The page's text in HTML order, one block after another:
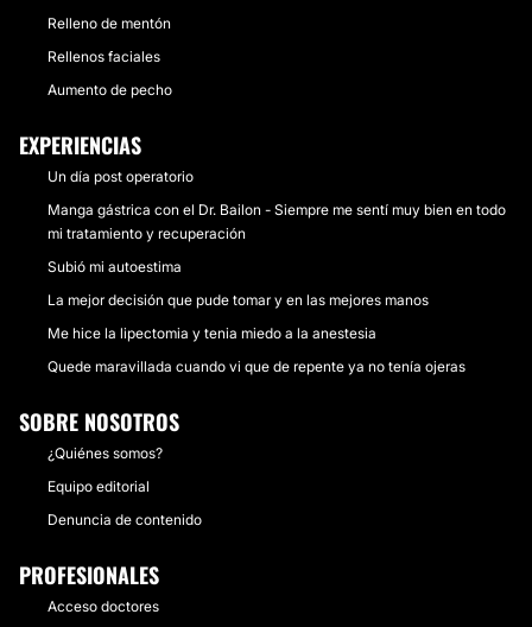
Relleno de mentón
Rellenos faciales
Aumento de pecho
EXPERIENCIAS
Un día post operatorio
Manga gástrica con el Dr. Bailon - Siempre me sentí muy bien en todo
mi tratamiento y recuperación
Subió mi autoestima
La mejor decisión que pude tomar y en las mejores manos
Me hice la lipectomia y tenia miedo a la anestesia
Quede maravillada cuando vi que de repente ya no tenía ojeras
SOBRE NOSOTROS
¿Quiénes somos?
Equipo editorial
Denuncia de contenido
PROFESIONALES
Acceso doctores